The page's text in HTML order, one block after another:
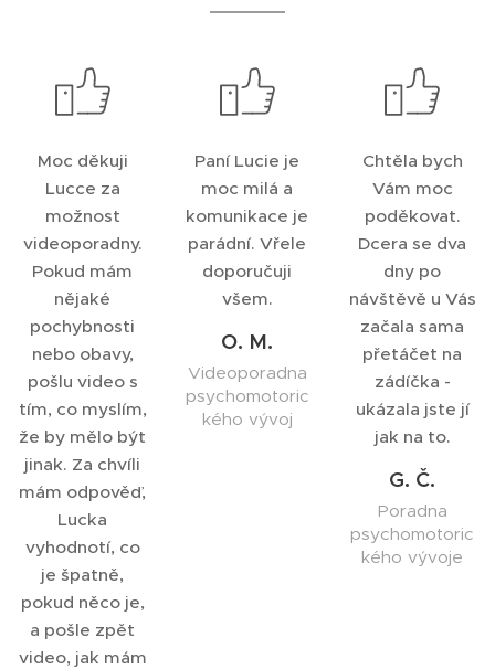
Moc děkuji
Lucce za
možnost
videoporadny.
Pokud mám
nějaké
pochybnosti
nebo obavy,
pošlu video s
tím, co myslím,
že by mělo být
jinak. Za chvíli
mám odpověď,
Lucka
vyhodnotí, co
je špatně,
pokud něco je,
a pošle zpět
video, jak mám
Paní Lucie je
moc milá a
komunikace je
parádní. Vřele
doporučuji
všem.
O. M.
Videoporadna
psychomotoric
kého vývoj
Chtěla bych
Vám moc
poděkovat.
Dcera se dva
dny po
návštěvě u Vás
začala sama
přetáčet na
zádíčka -
ukázala jste jí
jak na to.
G. Č.
Poradna
psychomotoric
kého vývoje